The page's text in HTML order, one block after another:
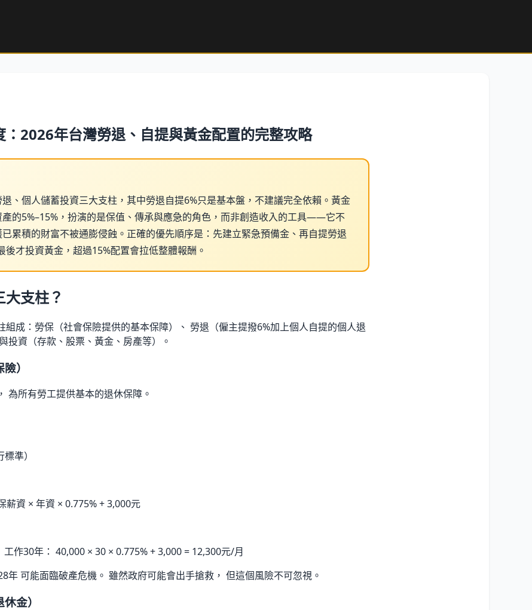
：2026年台灣勞退、自提與黃金配置的完整攻略
、個人儲蓄投資三大支柱，其中勞退自提6%只是基本盤，不建議完全依賴。黃金
的5%–15%，扮演的是保值、傳承與應急的角色，而非創造收入的工具——它不
累積的財富不被通膨侵蝕。正確的優先順序是：先建立緊急預備金、再自提勞退
後才投資黃金，超過15%配置會拉低整體報酬。
支柱？
組成：勞保（社會保險提供的基本保障）、 勞退（僱主提撥6%加上個人自提的個人退
投資（存款、股票、黃金、房產等）。
）
為所有勞工提供基本的退休保障。
準）
薪資 × 年資 × 0.775% + 3,000元
作30年： 40,000 × 30 × 0.775% + 3,000 = 12,300元/月
年 可能面臨破產危機。 雖然政府可能會出手搶救， 但這個風險不可忽視。
金）